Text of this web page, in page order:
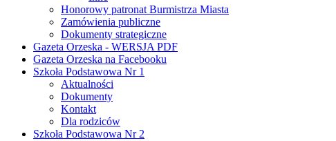
Honorowy patronat Burmistrza Miasta
Zamówienia publiczne
Dokumenty strategiczne
Gazeta Orzeska - WERSJA PDF
Gazeta Orzeska na Facebooku
Szkoła Podstawowa Nr 1
Aktualności
Dokumenty
Kontakt
Dla rodziców
Szkoła Podstawowa Nr 2